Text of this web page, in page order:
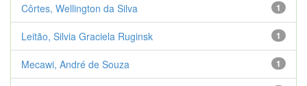
1
Côrtes, Wellington da Silva
1
Leitão, Silvia Graciela Ruginsk
1
Mecawi, André de Souza